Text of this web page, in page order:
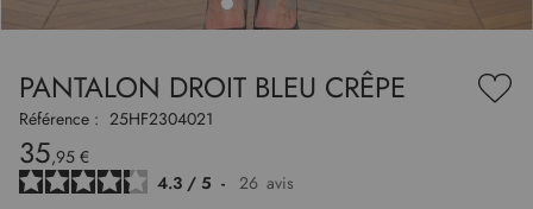
PANTALON DROIT BLEU CRÊPE
à
Référence : 25HF2304021
35,95 €
4.3 / 5 - 26 avis